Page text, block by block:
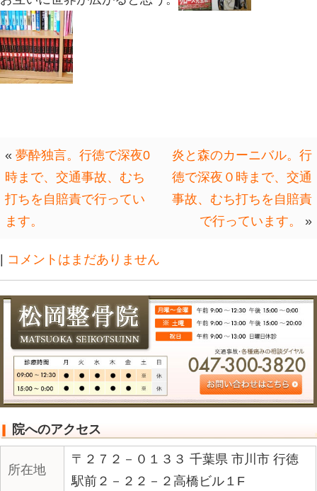
が、ガッンと、脳天に響いて、
人によって、真正面から、ぶつかっ
画策したり、していたのが、どうで
男性の患者さんは、結構ファンの人
みんなが今いる場所で、本気のコミ
をすると、今まで、見えていなかっ
お互いに世界が広がると思う。